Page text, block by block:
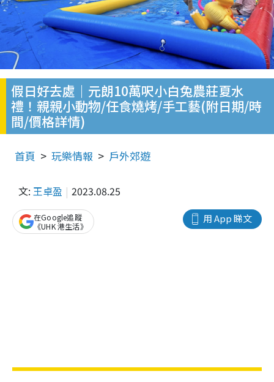
假日好去處｜元朗10萬呎小白兔農莊夏水
禮！親親小動物/任食燒烤/手工藝(附日期/時
間/價格詳情)
首頁 玩樂情報 戶外郊遊
文: 王卓盈 2023.08.25
用 App 睇文
在Google追蹤
《UHK 港生活》